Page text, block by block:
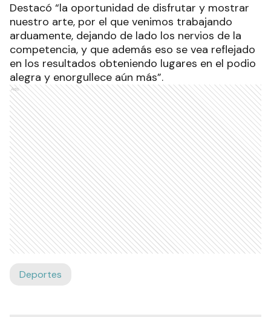
Destacó “la oportunidad de disfrutar y mostrar
nuestro arte, por el que venimos trabajando
arduamente, dejando de lado los nervios de la
competencia, y que además eso se vea reflejado
en los resultados obteniendo lugares en el podio
alegra y enorgullece aún más”.
Ads
Deportes